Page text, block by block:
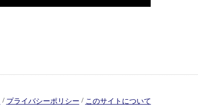
/ プライバシーポリシー / このサイトについて